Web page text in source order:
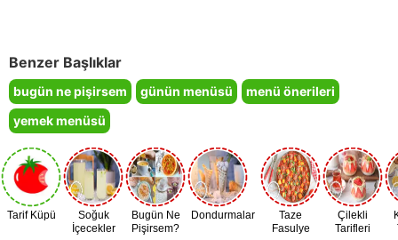
Benzer Başlıklar
bugün ne pişirsem günün menüsü
menü önerileri
yemek menüsü
Tarif Küpü
Soğuk
İçecekler
Bugün Ne
Pişirsem?
Dondurmalar
Taze
Fasulye
Çilekli
Tarifleri